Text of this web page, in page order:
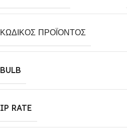
ΚΩΔΙΚΌΣ ΠΡΟΪΌΝΤΟΣ
BULB
IP RATE